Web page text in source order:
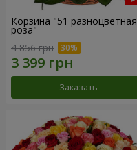
Корзина "51 разноцветная
роза"
4 856 грн
Заказать